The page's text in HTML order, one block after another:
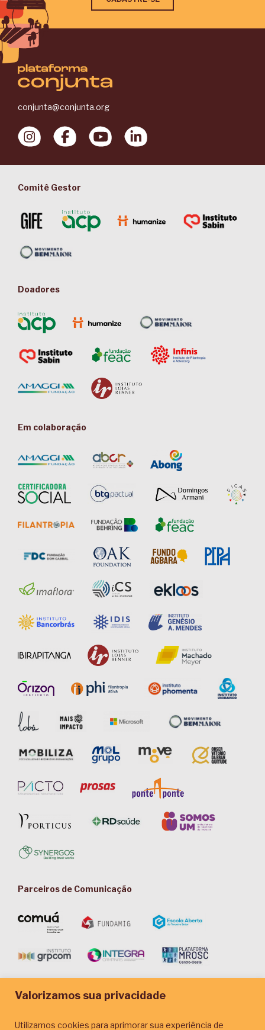
Valorizamos sua privacidade
Utilizamos cookies para aprimorar sua experiência de
conjunta@conjunta.org
Comitê Gestor
Doadores
Em colaboração
Parceiros de Comunicação